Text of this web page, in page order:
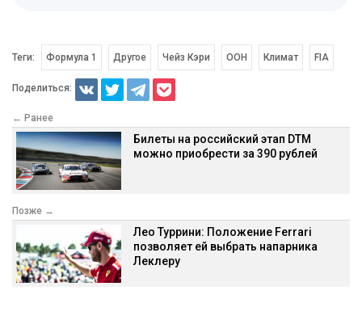
Теги: Формула 1 Другое Чейз Кэри ООН Климат FIA
Поделиться:
← Ранее
Билеты на российский этап DTM
можно приобрести за 390 рублей
Позже →
Лео Туррини: Положение Ferrari
позволяет ей выбрать напарника
Леклеру